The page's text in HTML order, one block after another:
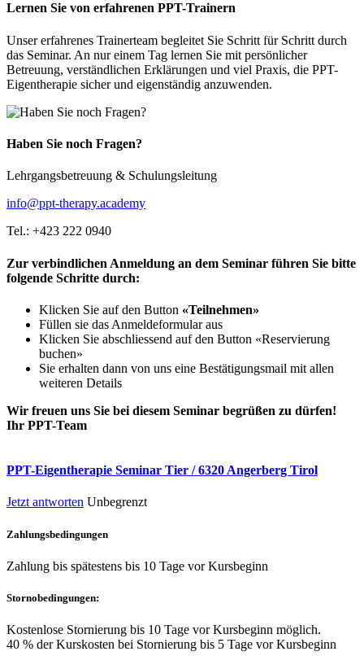
Lernen Sie von erfahrenen PPT-Trainern
Unser erfahrenes Trainerteam begleitet Sie Schritt für Schritt durch
das Seminar. An nur einem Tag lernen Sie mit persönlicher
Betreuung, verständlichen Erklärungen und viel Praxis, die PPT-
Eigentherapie sicher und eigenständig anzuwenden.
Haben Sie noch Fragen?
Lehrgangsbetreuung & Schulungsleitung
info@ppt-therapy.academy
Tel.: +423 222 0940
Zur verbindlichen Anmeldung an dem Seminar führen Sie bitte
folgende Schritte durch:
Klicken Sie auf den Button «Teilnehmen»
Füllen sie das Anmeldeformular aus
Klicken Sie abschliessend auf den Button «Reservierung
buchen»
Sie erhalten dann von uns eine Bestätigungsmail mit allen
weiteren Details
Wir freuen uns Sie bei diesem Seminar begrüßen zu dürfen!
Ihr PPT-Team
PPT-Eigentherapie Seminar Tier / 6320 Angerberg Tirol
Jetzt antworten Unbegrenzt
Zahlungsbedingungen
Zahlung bis spätestens bis 10 Tage vor Kursbeginn
Stornobedingungen:
Kostenlose Stornierung bis 10 Tage vor Kursbeginn möglich.
40 % der Kurskosten bei Stornierung bis 5 Tage vor Kursbeginn